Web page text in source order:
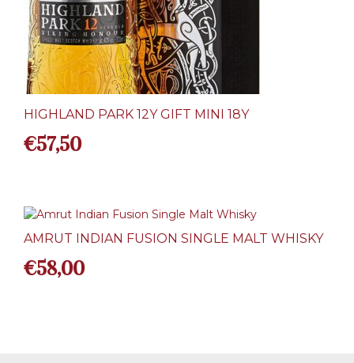
HIGHLAND PARK 12Y GIFT MINI 18Y
€57,50
AMRUT INDIAN FUSION SINGLE MALT WHISKY
€58,00